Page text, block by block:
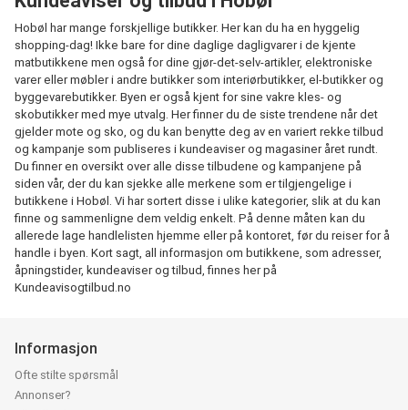
Hobøl har mange forskjellige butikker. Her kan du ha en hyggelig
shopping-dag! Ikke bare for dine daglige dagligvarer i de kjente
matbutikkene men også for dine gjør-det-selv-artikler, elektroniske
varer eller møbler i andre butikker som interiørbutikker, el-butikker og
byggevarebutikker. Byen er også kjent for sine vakre kles- og
skobutikker med mye utvalg. Her finner du de siste trendene når det
gjelder mote og sko, og du kan benytte deg av en variert rekke tilbud
og kampanje som publiseres i kundeaviser og magasiner året rundt.
Du finner en oversikt over alle disse tilbudene og kampanjene på
siden vår, der du kan sjekke alle merkene som er tilgjengelige i
butikkene i Hobøl. Vi har sortert disse i ulike kategorier, slik at du kan
finne og sammenligne dem veldig enkelt. På denne måten kan du
allerede lage handlelisten hjemme eller på kontoret, før du reiser for å
handle i byen. Kort sagt, all informasjon om butikkene, som adresser,
åpningstider, kundeaviser og tilbud, finnes her på
Kundeavisogtilbud.no
Informasjon
Ofte stilte spørsmål
Annonser?